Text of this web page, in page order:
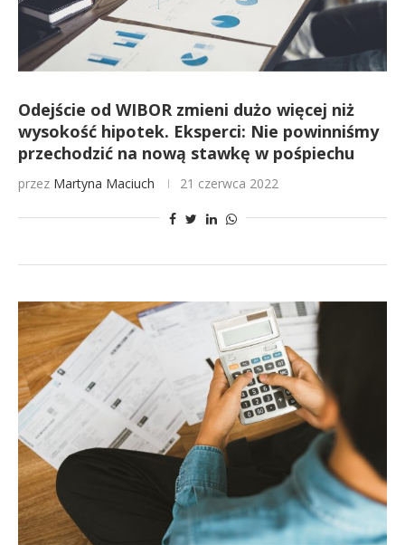
Odejście od WIBOR zmieni dużo więcej niż
wysokość hipotek. Eksperci: Nie powinniśmy
przechodzić na nową stawkę w pośpiechu
przez Martyna Maciuch 21 czerwca 2022